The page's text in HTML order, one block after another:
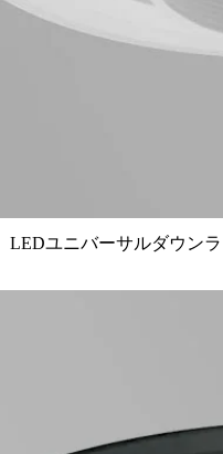
LEDユニバーサルダウン